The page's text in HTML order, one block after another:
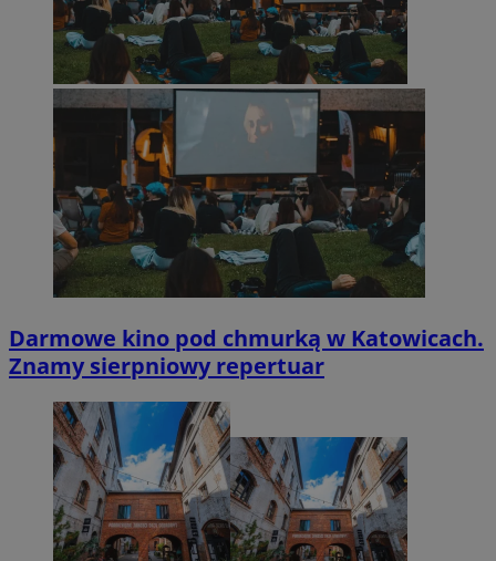
Darmowe kino pod chmurką w Katowicach.
Znamy sierpniowy repertuar